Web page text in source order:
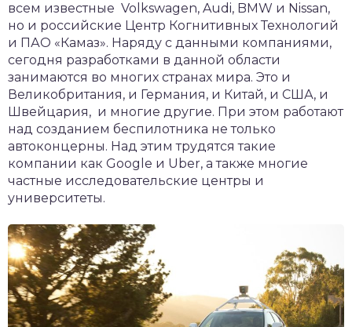
всем известные Volkswagen, Audi, BMW и Nissan,
но и российские Центр Когнитивных Технологий
и ПАО «Камаз». Наряду с данными компаниями,
сегодня разработками в данной области
занимаются во многих странах мира. Это и
Великобритания, и Германия, и Китай, и США, и
Швейцария, и многие другие. При этом работают
над созданием беспилотника не только
автоконцерны. Над этим трудятся такие
компании как Google и Uber, а также многие
частные исследовательские центры и
университеты.